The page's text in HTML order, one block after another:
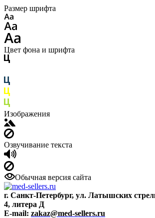
Размер шрифта
Цвет фона и шрифта
Изображения
Озвучивание текста
Обычная версия сайта
г. Санкт-Петербург, ул. Латышских
4, литера Д
E-mail: zakaz@med-sellers.ru